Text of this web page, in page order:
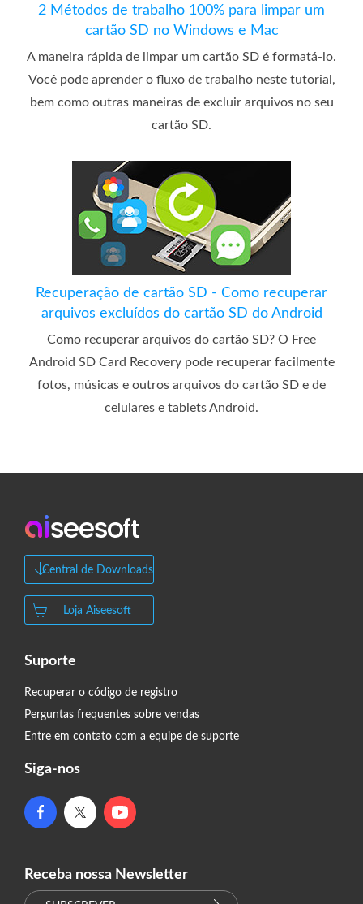
2 Métodos de trabalho 100% para limpar um
cartão SD no Windows e Mac
A maneira rápida de limpar um cartão SD é formatá-lo.
Você pode aprender o fluxo de trabalho neste tutorial,
bem como outras maneiras de excluir arquivos no seu
cartão SD.
Recuperação de cartão SD - Como recuperar
arquivos excluídos do cartão SD do Android
Como recuperar arquivos do cartão SD? O Free
Android SD Card Recovery pode recuperar facilmente
fotos, músicas e outros arquivos do cartão SD e de
celulares e tablets Android.
Central de Downloads
Loja Aiseesoft
Suporte
Recuperar o código de registro
Perguntas frequentes sobre vendas
Entre em contato com a equipe de suporte
Siga-nos
Receba nossa Newsletter